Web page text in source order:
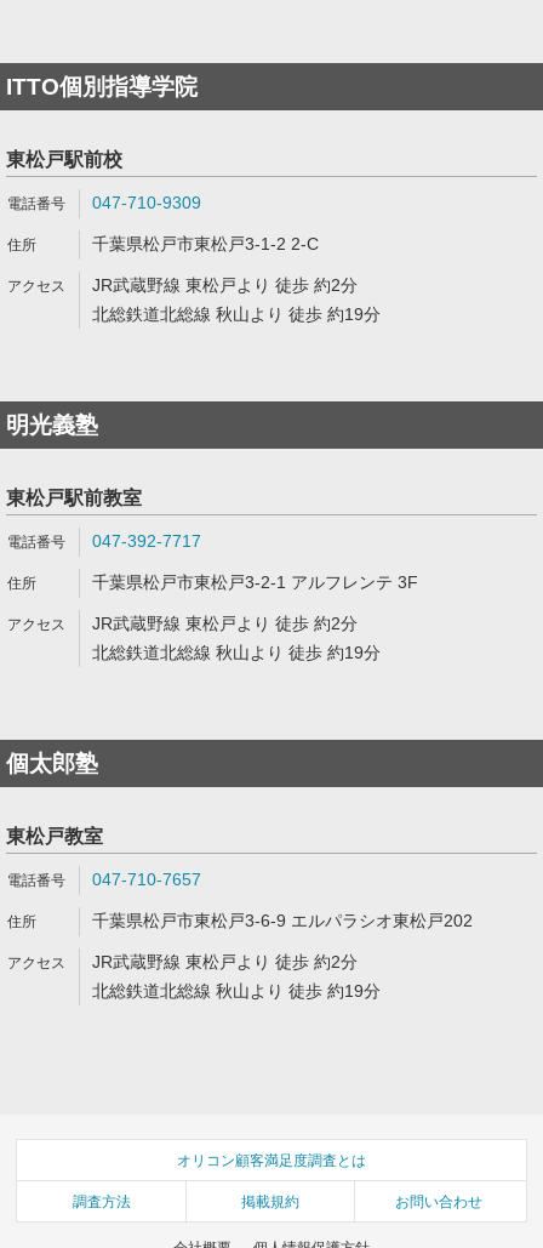
ITTO個別指導学院
東松戸駅前校
047-710-9309
千葉県松戸市東松戸3-1-2 2-C
JR武蔵野線 東松戸より 徒歩 約2分
北総鉄道北総線 秋山より 徒歩 約19分
明光義塾
東松戸駅前教室
047-392-7717
千葉県松戸市東松戸3-2-1 アルフレンテ 3F
JR武蔵野線 東松戸より 徒歩 約2分
北総鉄道北総線 秋山より 徒歩 約19分
個太郎塾
東松戸教室
047-710-7657
千葉県松戸市東松戸3-6-9 エルパラシオ東松戸202
JR武蔵野線 東松戸より 徒歩 約2分
北総鉄道北総線 秋山より 徒歩 約19分
オリコン顧客満足度調査とは
調査方法 掲載規約 お問い合わせ